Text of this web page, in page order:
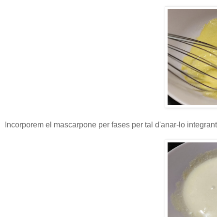
Incorporem el mascarpone per fases per tal d'anar-lo